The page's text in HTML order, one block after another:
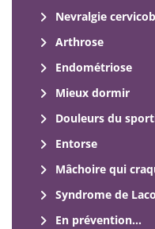
Nevralgie
Arthrose
Endométriose
Mieux dormir
Douleurs du
Entorse
Mâchoire qui
Syndrome de
En prévention…